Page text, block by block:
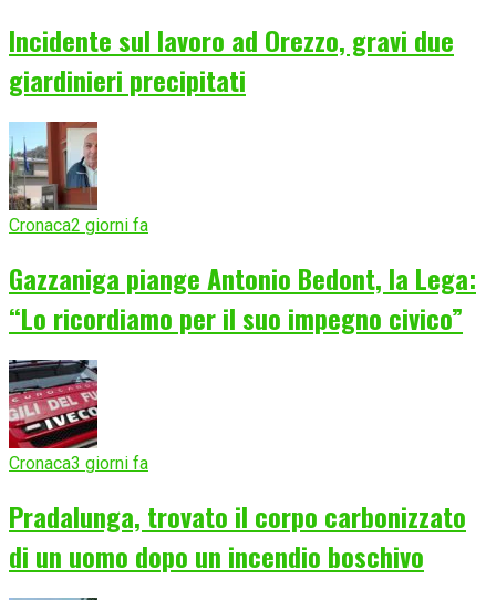
Incidente sul lavoro ad Orezzo, gravi due
giardinieri precipitati
Cronaca2 giorni fa
Gazzaniga piange Antonio Bedont, la Lega:
“Lo ricordiamo per il suo impegno civico”
Cronaca3 giorni fa
Pradalunga, trovato il corpo carbonizzato
di un uomo dopo un incendio boschivo